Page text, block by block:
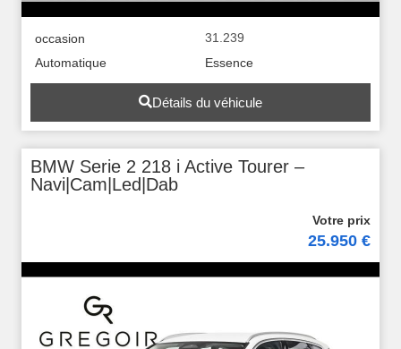
occasion
31.239
Automatique
Essence
Détails du véhicule
BMW Serie 2 218 i Active Tourer –
Navi|Cam|Led|Dab
25.950 €